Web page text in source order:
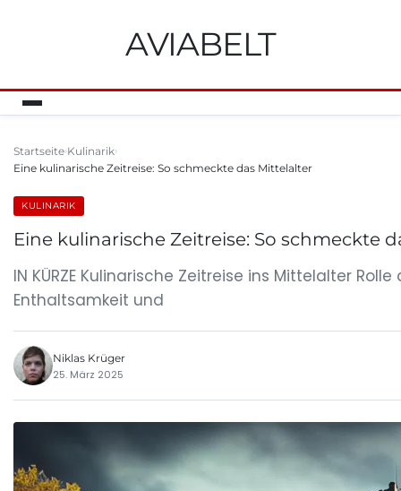
AVIABELT
Startseite Kulinarik
Eine kulinarische Zeitreise: So schmeckte das Mittelalter
KULINARIK
Eine kulinarische Zeitreise: So schmeckte
IN KÜRZE Kulinarische Zeitreise ins Mittelalter
Enthaltsamkeit und
Niklas Krüger
25. März 2025